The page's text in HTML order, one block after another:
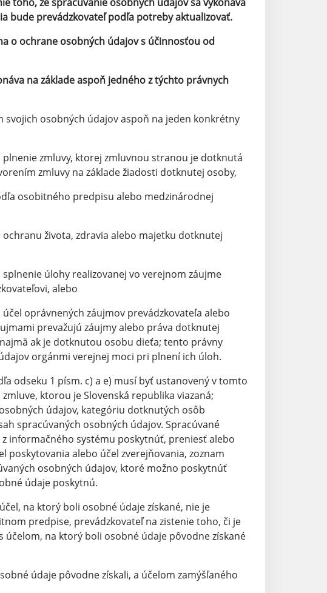
bude prevádzkovateľ podľa potreby aktualizovať.
o ochrane osobných údajov s účinnosťou od
na základe aspoň jedného z týchto právnych
osobných údajov aspoň na jeden konkrétny
zmluvy, ktorej zmluvnou stranou je dotknutá
zmluvy na základe žiadosti dotknutej osoby,
osobitného predpisu alebo medzinárodnej
života, zdravia alebo majetku dotknutej
úlohy realizovanej vo verejnom záujme
alebo
oprávnených záujmov prevádzkovateľa alebo
prevažujú záujmy alebo práva dotknutej
ak je dotknutou osobu dieťa; tento právny
orgánmi verejnej moci pri plnení ich úloh.
odseku 1 písm. c) a e) musí byť ustanovený v tomto
ktorou je Slovenská republika viazaná;
údajov, kategóriu dotknutých osôb
spracúvaných osobných údajov. Spracúvané
informačného systému poskytnúť, preniesť alebo
poskytovania alebo účel zverejňovania, zoznam
osobných údajov, ktoré možno poskytnúť
údaje poskytnú.
na ktorý boli osobné údaje získané, nie je
predpise, prevádzkovateľ na zistenie toho, či je
na ktorý boli osobné údaje pôvodne získané
údaje pôvodne získali, a účelom zamýšľaného